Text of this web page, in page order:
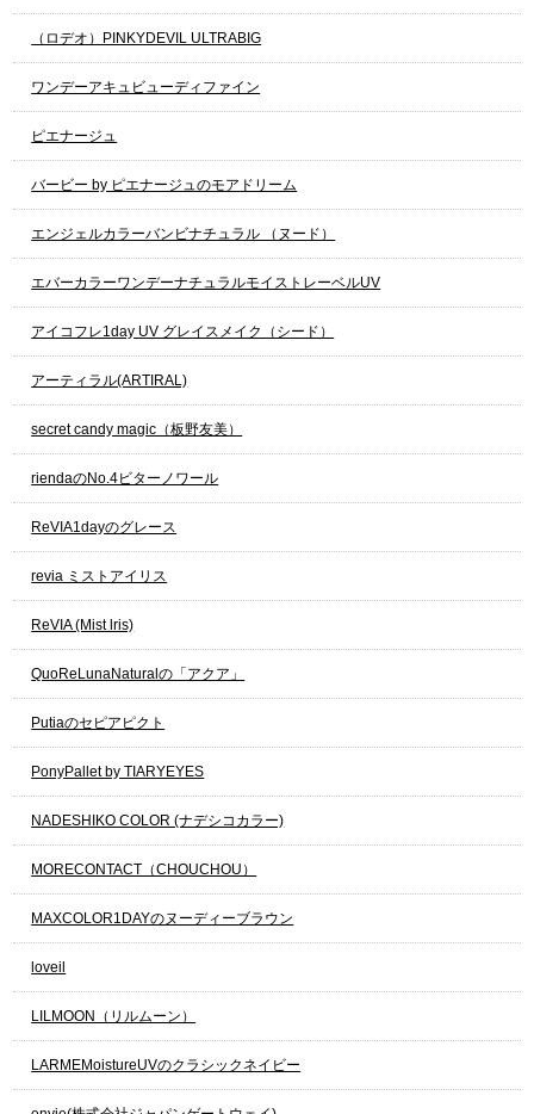
（ロデオ）PINKYDEVIL ULTRABIG
ワンデーアキュビューディファイン
ピエナージュ
バービー by ピエナージュのモアドリーム
エンジェルカラーバンビナチュラル （ヌード）
エバーカラーワンデーナチュラルモイストレーベルUV
アイコフレ1day UV グレイスメイク（シード）
アーティラル(ARTIRAL)
secret candy magic（板野友美）
riendaのNo.4ビターノワール
ReVIA1dayのグレース
revia ミストアイリス
ReVIA (Mist lris)
QuoReLunaNaturalの「アクア」
Putiaのセピアピクト
PonyPallet by TIARYEYES
NADESHIKO COLOR (ナデシコカラー)
MORECONTACT（CHOUCHOU）
MAXCOLOR1DAYのヌーディーブラウン
loveil
LILMOON（リルムーン）
LARMEMoistureUVのクラシックネイビー